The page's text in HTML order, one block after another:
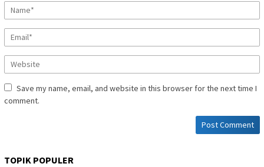
Save my name, email, and website in this browser for the next time I
comment.
TOPIK POPULER